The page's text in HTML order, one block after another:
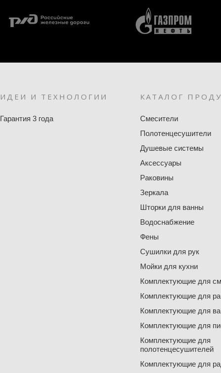
ИДЕИ И ТЕХНОЛОГИИ
Гарантия 3 года
КАТАЛОГ
Смесители
Полотенцесушители
Душевые системы
Аксессуары
Раковины
Зеркала
Шторки для ванны
Водоснабжение
Фены
Сушилки для рук
Мойки для кухни
Комплектующие для
Комплектующие для
Комплектующие для
Комплектующие для
Комплектующие для
полотенцесушителей
Комплектующие для